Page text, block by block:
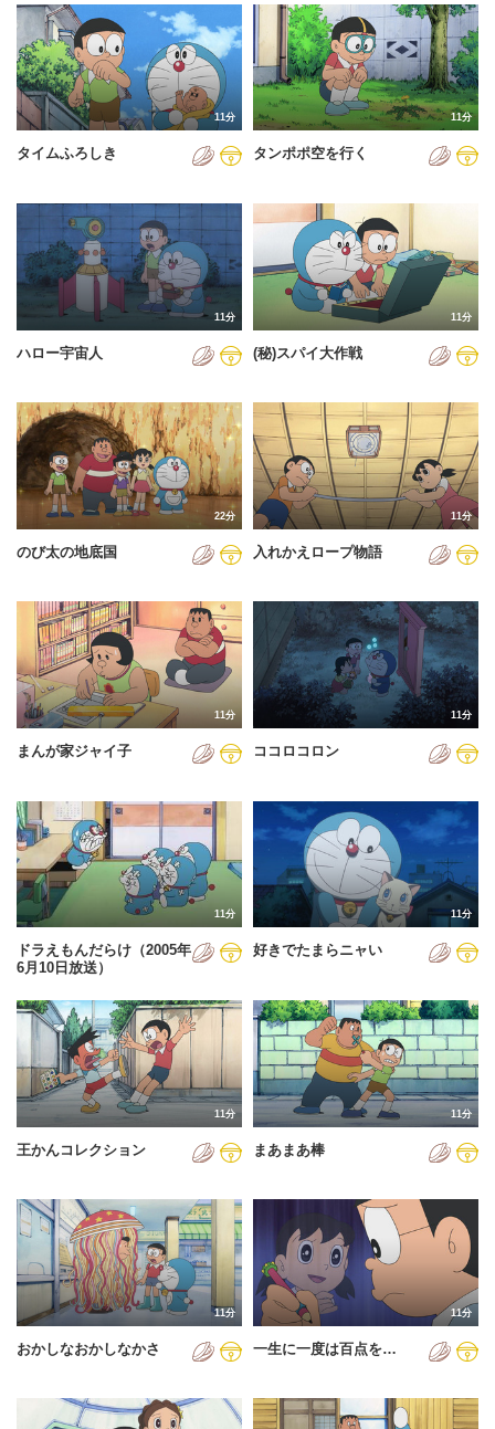
2024年
2025年
2026年
11分
タイムふろしき
11分
タンポポ空を行く
11分
ハロー宇宙人
11分
(秘)スパイ大作戦
22分
のび太の地底国
11分
入れかえロープ物語
11分
まんが家ジャイ子
11分
ココロコロン
11分
ドラえもんだらけ（2005年
6月10日放送）
11分
好きでたまらニャい
11分
王かんコレクション
11分
まあまあ棒
11分
おかしなおかしなかさ
11分
一生に一度は百点を…